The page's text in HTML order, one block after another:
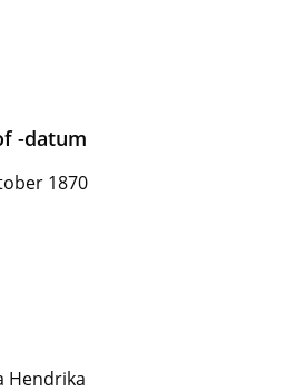
-datum
1870
Hendrika